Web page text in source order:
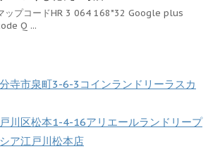
ップコードHR 3 064 168*32 Google plus
Q ...
寺市泉町3-6-3コインランドリーラスカ
川区松本1-4-16アリエールランドリープ
ア江戸川松本店